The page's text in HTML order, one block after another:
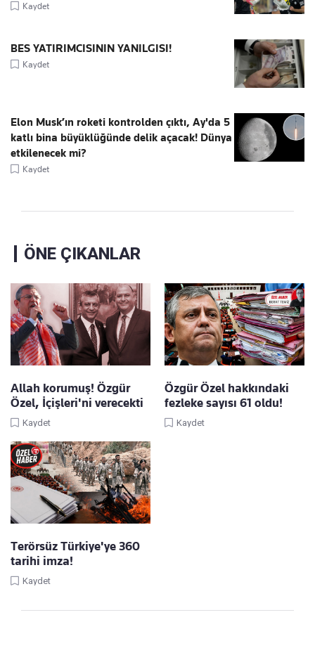
Kaydet
BES YATIRIMCISININ YANILGISI!
Kaydet
Elon Musk’ın roketi kontrolden çıktı, Ay'da 5
katlı bina büyüklüğünde delik açacak! Dünya
etkilenecek mi?
Kaydet
ÖNE ÇIKANLAR
Allah korumuş! Özgür
Özel, İçişleri'ni verecekti
Kaydet
Özgür Özel hakkındaki
fezleke sayısı 61 oldu!
Kaydet
Terörsüz Türkiye'ye 360
tarihi imza!
Kaydet